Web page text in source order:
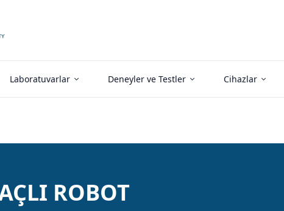
Laboratuvarlar Deneyler ve Testler Cihazlar
ROBOT